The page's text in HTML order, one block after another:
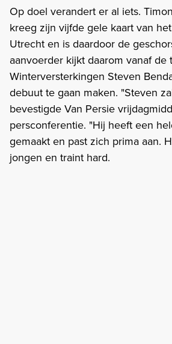
Op doel verandert er al iets.
kreeg zijn vijfde gele kaart van
Utrecht en is daardoor de
aanvoerder kijkt daarom vanaf de
Winterversterkingen Steven
debuut te gaan maken. "Steven
bevestigde Van Persie
persconferentie. "Hij heeft een
gemaakt en past zich prima aan.
jongen en traint hard.